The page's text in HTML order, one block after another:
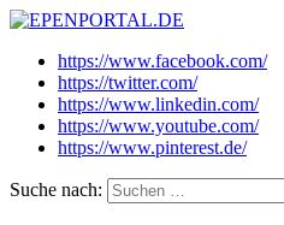
EPENPORTAL.DE
Epische News aus Politik,
https://www.facebook.com/
https://twitter.com/
https://www.linkedin.com/
https://www.youtube.com/
https://www.pinterest.de/
Suche nach: